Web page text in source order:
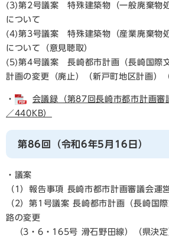
(3)第2号議案 特殊建築物（一般廃棄物
について
(4)第3号議案 特殊建築物（産業廃棄物
について（意見聴取）
(5)第4号議案 長崎都市計画（長崎国際
計画の変更（廃止）（新戸町地区計画）
・
会議録（第87回長崎市都市計画
／440KB）
第86回（令和6年5月16日）
・議案
（1）報告事項 長崎市都市計画審議会運
（2）第1号議案 長崎都市計画（長崎国
路の変更
（3・6・165号 滑石野田線）（県決定